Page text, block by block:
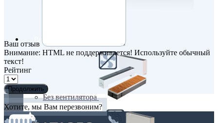
Без вентилятора
Ваш отзыв
Внимание: HTML не поддерживается! Используйте обычный
текст!
Рейтинг
Продолжить
Хотите, мы Вам перезвоним?